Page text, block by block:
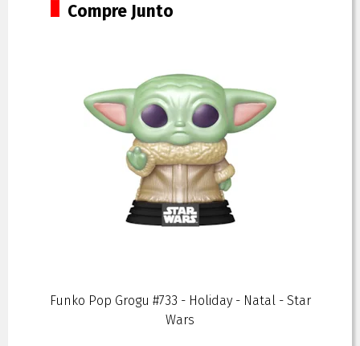
Compre Junto
Funko Pop Grogu #733 - Holiday - Natal - Star
Wars